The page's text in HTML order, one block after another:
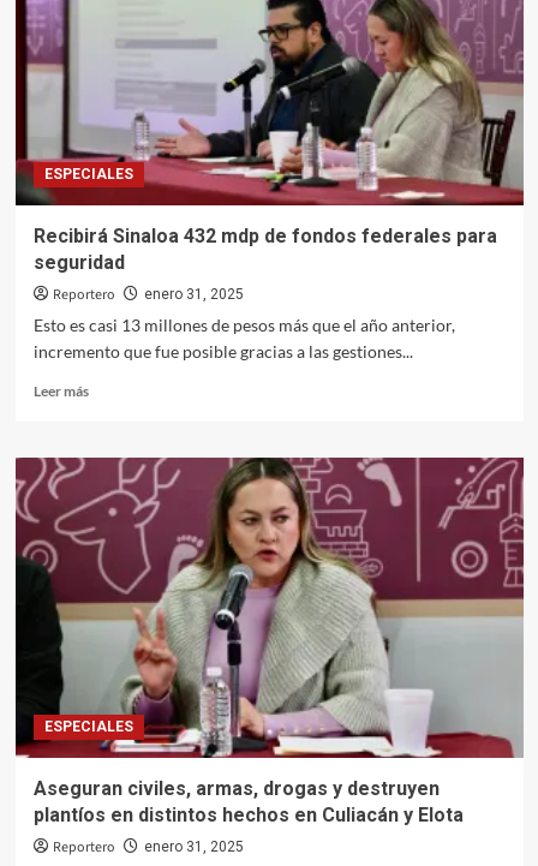
nuevo
CEDH
ESPECIALES
Recibirá Sinaloa 432 mdp de fondos federales para
seguridad
Reportero enero 31, 2025
Esto es casi 13 millones de pesos más que el año anterior,
incremento que fue posible gracias a las gestiones...
Leer másLeer
Recibirá
Sinaloa
432
mdp
de
fondos
federales
para
seguridad
ESPECIALES
Aseguran civiles, armas, drogas y destruyen
plantíos en distintos hechos en Culiacán y Elota
Reportero enero 31, 2025